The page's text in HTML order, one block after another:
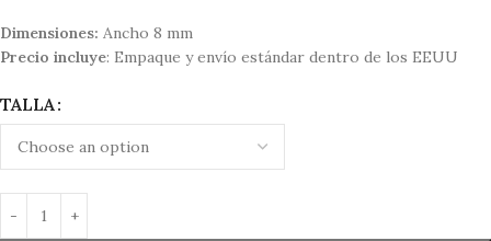
Dimensiones: Ancho 8 mm
Precio incluye: Empaque y envío estándar dentro de los EEUU
TALLA